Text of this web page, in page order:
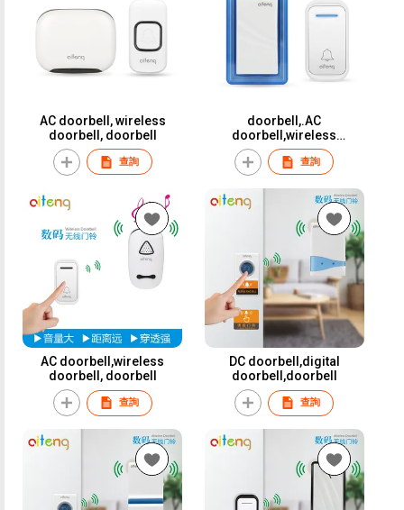
AC doorbell, wireless
doorbell, doorbell
查詢
doorbell,.AC
doorbell,wireless
doorbell, digital doorbell
查詢
AC doorbell,wireless
doorbell, doorbell
查詢
DC doorbell,digital
doorbell,doorbell
查詢